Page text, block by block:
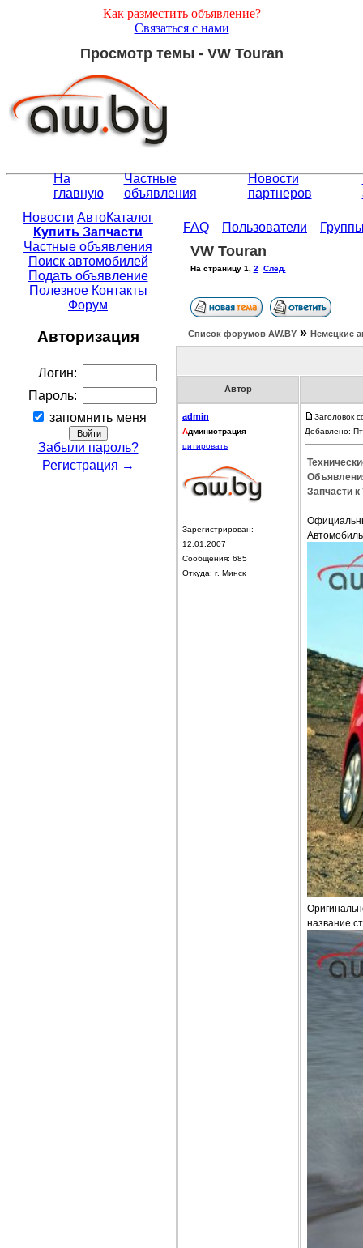
Как разместить объявление?
Связаться с нами
Просмотр темы - VW Touran
На
главную
Частные
объявления
Новости
партнеров
Новости АвтоКаталог
Купить Запчасти
Частные объявления
Поиск автомобилей
Подать объявление
Полезное Контакты
Форум
Авторизация
Логин:
Пароль:
запомнить меня
Забыли пароль?
Регистрация →
FAQ Пользователи
VW Touran
На страницу 1 2 След.
Список форумов АW.BY » Немецкие
Автор
admin
Администрация
цитировать
Зарегистрирован:
12.01.2007
Сообщения: 685
Откуда: г. Минск
Заголовок
Добавлено:
Запчасти к
название